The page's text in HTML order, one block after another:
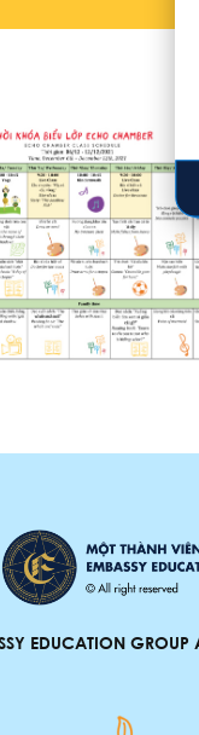
EDUCATION GROUP